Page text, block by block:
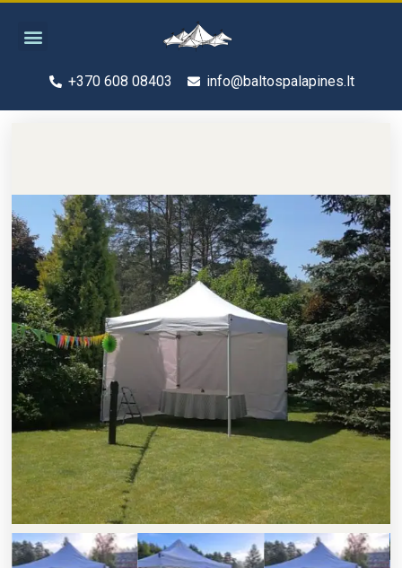
Menu
+370 608 08403 info@baltospalapines.lt